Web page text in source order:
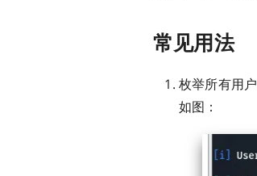
常见用法
枚举所有用户
如图：